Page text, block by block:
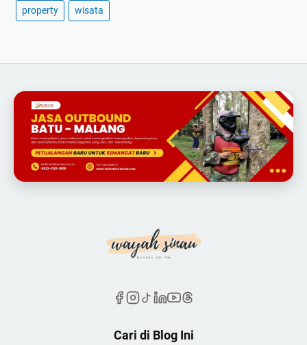
property wisata
Cari di Blog Ini